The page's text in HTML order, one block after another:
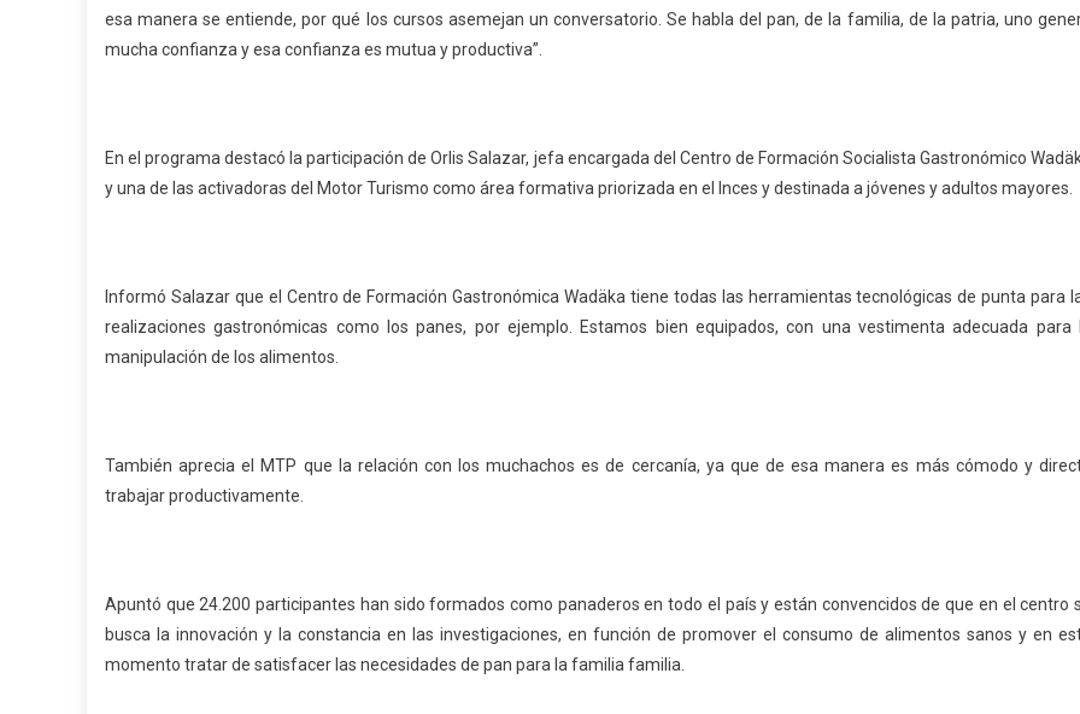
esa manera se entiende, por qué los cursos asemejan un conversatorio. Se habla del pan, de la familia, de la patria, uno
mucha confianza y esa confianza es mutua y productiva”.
En el programa destacó la participación de Orlis Salazar, jefa encargada del Centro de Formación Socialista Gastronómico
y una de las activadoras del Motor Turismo como área formativa priorizada en el Inces y destinada a jóvenes y adultos mayores.
Informó Salazar que el Centro de Formación Gastronómica Wadäka tiene todas las herramientas tecnológicas de punta para
realizaciones gastronómicas como los panes, por ejemplo. Estamos bien equipados, con una vestimenta adecuada para
manipulación de los alimentos.
También aprecia el MTP que la relación con los muchachos es de cercanía, ya que de esa manera es más cómodo y
trabajar productivamente.
Apuntó que 24.200 participantes han sido formados como panaderos en todo el país y están convencidos de que en el centro
busca la innovación y la constancia en las investigaciones, en función de promover el consumo de alimentos sanos y en
momento tratar de satisfacer las necesidades de pan para la familia familia.